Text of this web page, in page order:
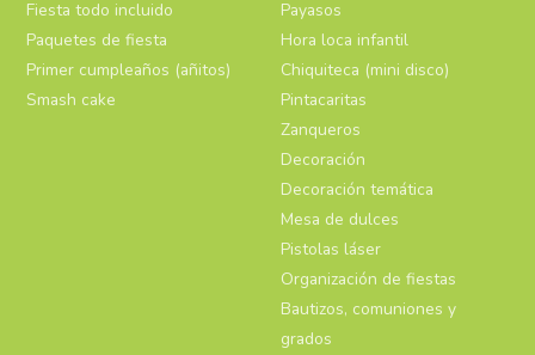
Fiesta todo incluido
Paquetes de fiesta
Primer cumpleaños (añitos)
Smash cake
Payasos
Hora loca infantil
Chiquiteca (mini disco)
Pintacaritas
Zanqueros
Decoración
Decoración temática
Mesa de dulces
Pistolas láser
Organización de fiestas
Bautizos, comuniones y
grados